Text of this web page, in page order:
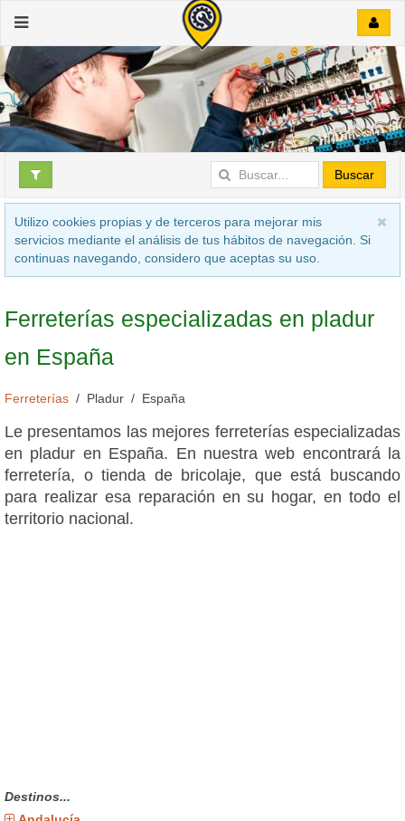
Buscar
Utilizo cookies propias y de terceros para mejorar mis
servicios mediante el análisis de tus hábitos de navegación. Si
continuas navegando, considero que aceptas su uso.
Ferreterías especializadas en pladur
en España
Ferreterías Pladur España
Le presentamos las mejores ferreterías especializadas
en pladur en España. En nuestra web encontrará la
ferretería, o tienda de bricolaje, que está buscando
para realizar esa reparación en su hogar, en todo el
territorio nacional.
Destinos...